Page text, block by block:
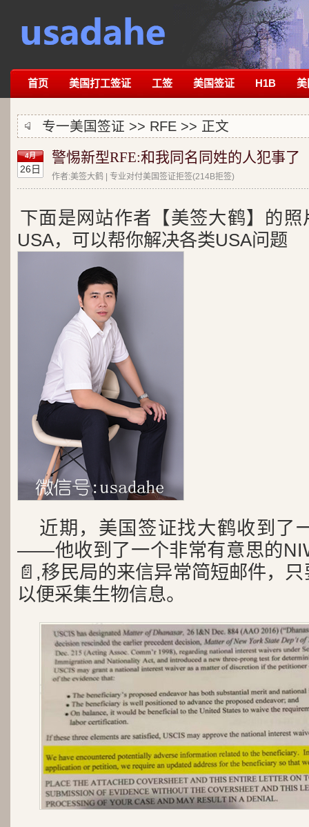
首页 美国打工签证 工签 美国签证 H1B 美
专一美国签证 >> RFE >> 正文
4月
26日
警惕新型RFE:和我同名同姓的人犯事了
作者:美签大鹤 | 专业对付美国签证拒签(214B拒签)
下面是网站作者【美签大鹤】的
USA，可以帮你解决各类USA问题
近期，美国签证找大鹤收到了
——他收到了一个非常有意思的
📄,移民局的来信异常简短邮件，
以便采集生物信息。